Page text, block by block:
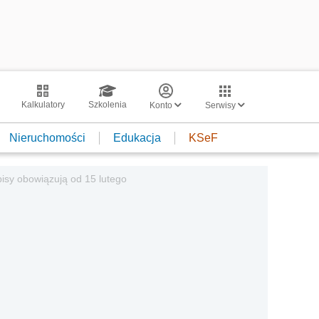
Kalkulatory Szkolenia Konto Serwisy
Nieruchomości Edukacja KSeF
obowiązują od 15 lutego